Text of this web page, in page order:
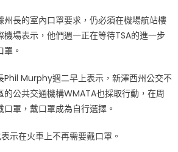
州長的室內口罩要求，仍必須在機場航站樓
機場表示，他們週一正在等待TSA的進一步
。
Phil Murphy週二早上表示，新澤西州公交不
的公共交通機構WMATA也採取行動，在周
罩，戴口罩成為自行選擇。
示在火車上不再需要戴口罩。